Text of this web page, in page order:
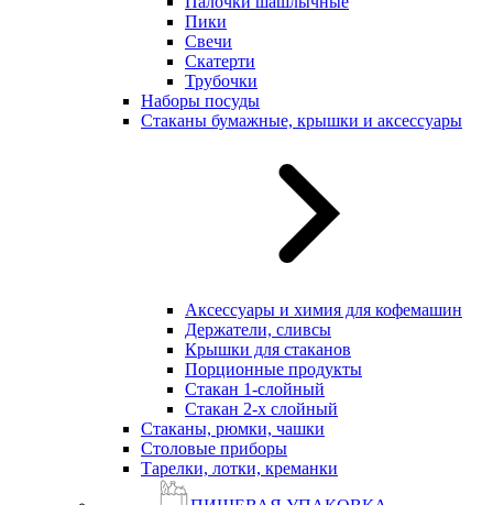
Пики
Свечи
Скатерти
Трубочки
Наборы посуды
Стаканы бумажные, крышки и аксессуары
Аксессуары и химия для кофемашин
Держатели, сливсы
Крышки для стаканов
Порционные продукты
Стакан 1-слойный
Стакан 2-х слойный
Стаканы, рюмки, чашки
Столовые приборы
Тарелки, лотки, креманки